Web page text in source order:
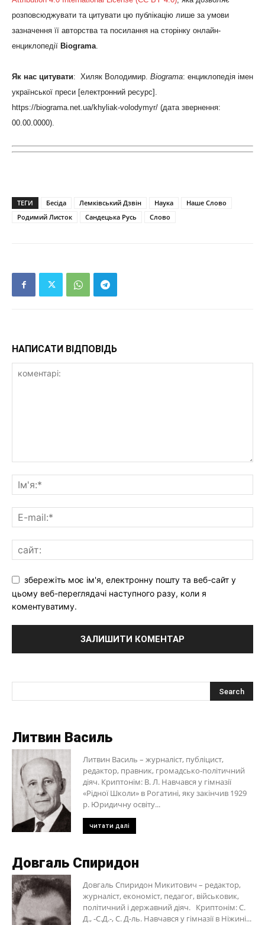
розповсюджувати та цитувати цю публікацію лише за умови
зазначення її авторства та посилання на сторінку онлайн-
енциклопедії Biograma.
Як нас цитувати: Хиляк Володимир. Biograma: енциклопедія імен
української преси [електронний ресурс].
https://biograma.net.ua/khyliak-volodymyr/ (дата звернення:
00.00.0000).
ТЕГИ Бесіда Лемківський Дзвін Наука
Наше Слово
Родимий Листок
Сандецька Русь Слово
НАПИСАТИ ВІДПОВІДЬ
збережіть моє ім'я, електронну пошту та веб-сайт у
цьому веб-переглядачі наступного разу, коли я
коментуватиму.
Литвин Василь
Литвин Василь – журналіст, публіцист,
редактор, правник, громадсько-політичний
діяч. Криптонім: В. Л. Навчався у гімназії
«Рідної Школи» в Рогатині, яку закінчив 1929
р. Юридичну освіту...
читати далі
Довгаль Спиридон
Довгаль Спиридон Микитович – редактор,
журналіст, економіст, педагог, військовик,
політичний і державний діяч. Криптонім: С.
Д., -С.Д.-, С. Д-ль. Навчався у гімназії в Ніжині...